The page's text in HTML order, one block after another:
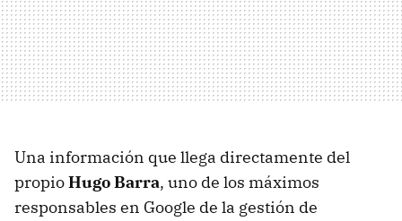
Una información que llega directamente del
propioHugo Barra, uno de los máximos
responsables en Google de la gestión de